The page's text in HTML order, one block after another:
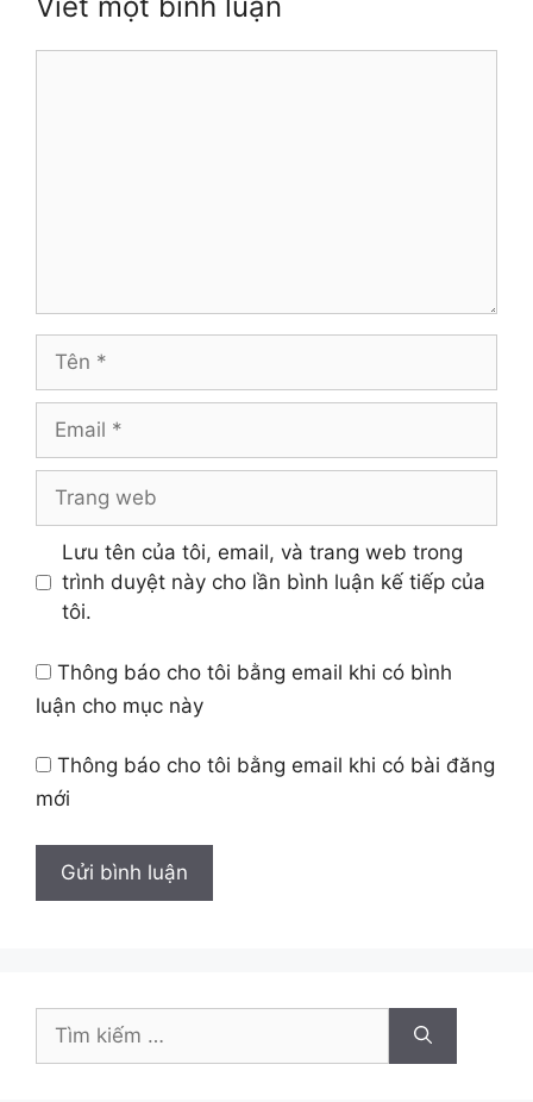
Viết một bình luận
Tên
Email
Trang
Lưu tên của tôi, email, và trang web trong
trình duyệt này cho lần bình luận kế tiếp của
tôi.
Thông báo cho tôi bằng email khi có bình
luận cho mục này
Thông báo cho tôi bằng email khi có bài đăng
mới
Tìm
kiếm